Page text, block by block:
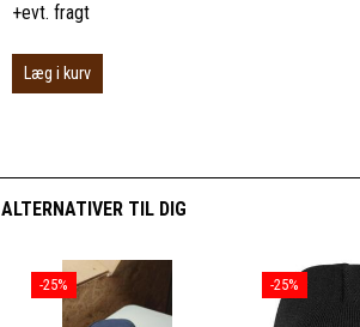
+evt. fragt
Læg i kurv
ALTERNATIVER TIL DIG
-25% -25%